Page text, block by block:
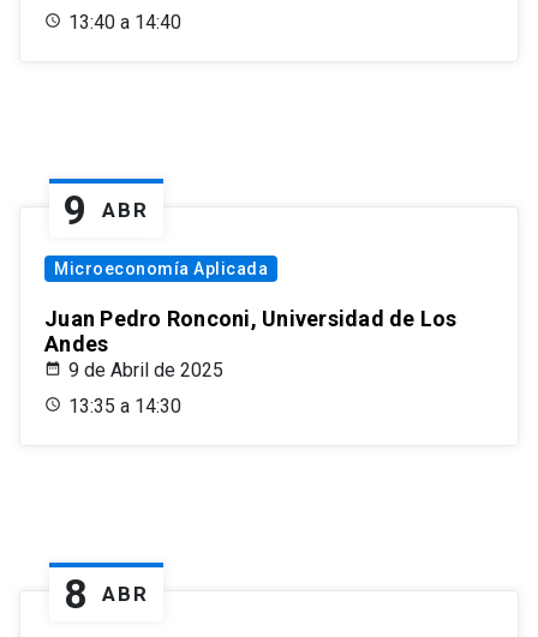
13:40 a 14:40
9 ABR
Microeconomía Aplicada
Juan Pedro Ronconi, Universidad de Los
Andes
9 de Abril de 2025
13:35 a 14:30
8 ABR